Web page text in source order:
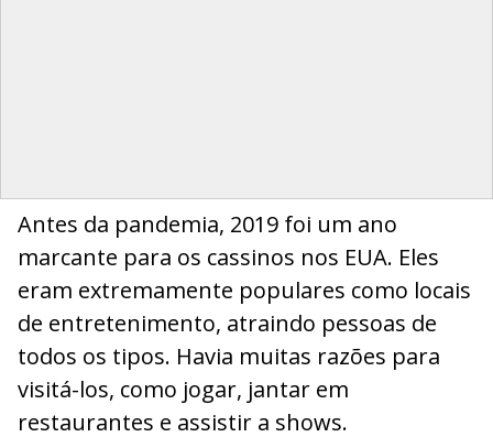
Antes da pandemia, 2019 foi um ano
marcante para os cassinos nos EUA. Eles
eram extremamente populares como locais
de entretenimento, atraindo pessoas de
todos os tipos. Havia muitas razões para
visitá-los, como jogar, jantar em
restaurantes e assistir a shows.